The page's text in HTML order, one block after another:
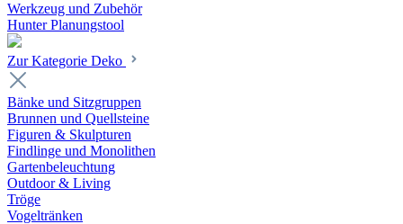
Werkzeug und Zubehör
Hunter Planungstool
Zur Kategorie Deko
Bänke und Sitzgruppen
Brunnen und Quellsteine
Figuren & Skulpturen
Findlinge und Monolithen
Gartenbeleuchtung
Outdoor & Living
Tröge
Vogeltränken